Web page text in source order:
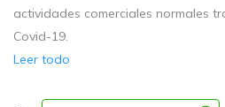
actividades comerciales normales
Covid-19.
Leer todo